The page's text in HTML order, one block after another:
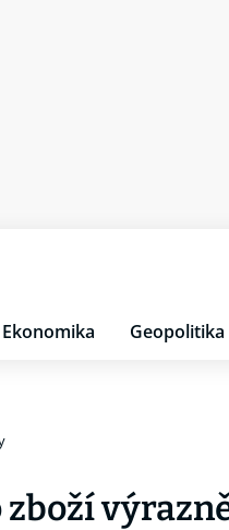
Ekonomika Geopolitika
zboží